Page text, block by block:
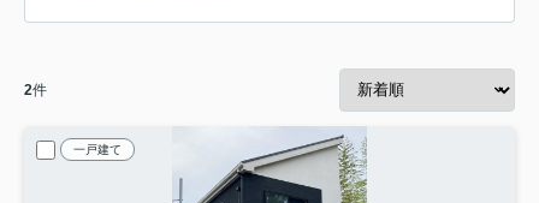
2件
一戸建て